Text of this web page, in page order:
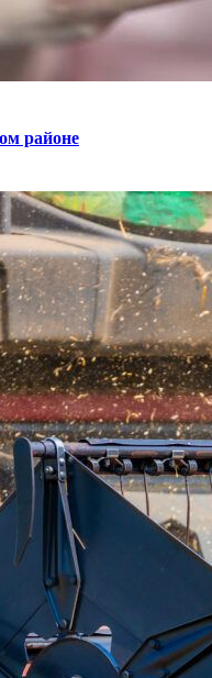
районе